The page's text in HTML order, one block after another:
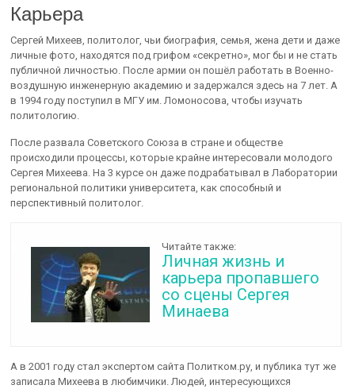
Карьера
Сергей Михеев, политолог, чьи биография, семья, жена дети и даже
личные фото, находятся под грифом «секретно», мог бы и не стать
публичной личностью. После армии он пошёл работать в Военно-
воздушную инженерную академию и задержался здесь на 7 лет. А
в 1994 году поступил в МГУ им. Ломоносова, чтобы изучать
политологию.
После развала Советского Союза в стране и обществе
происходили процессы, которые крайне интересовали молодого
Сергея Михеева. На 3 курсе он даже подрабатывал в Лаборатории
региональной политики университета, как способный и
перспективный политолог.
Читайте также:
Личная жизнь и
карьера пропавшего
со сцены Сергея
Минаева
А в 2001 году стал экспертом сайта Политком.ру, и публика тут же
записала Михеева в любимчики. Людей, интересующихся